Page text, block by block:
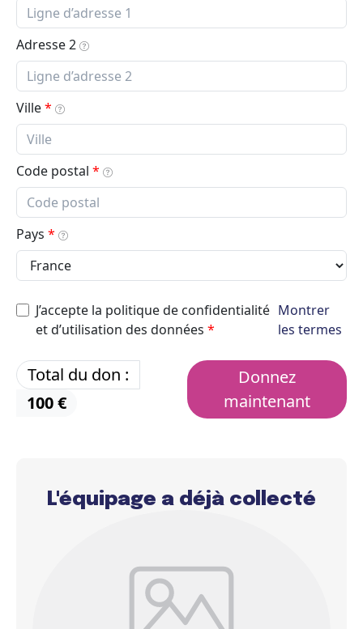
L'équipage a déjà collecté